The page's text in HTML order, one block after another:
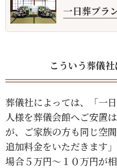
一日葬プラ
こういう葬儀
葬儀社によっては、「一
人様を葬儀会館へご安置
が、ご家族の方も同じ空
追加料金をいただきます
場合５万円〜１０万円が相